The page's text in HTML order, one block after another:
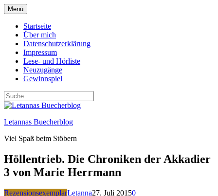
Zum
Inhalt
springen
Menü
Startseite
Über mich
Datenschutzerklärung
Impressum
Lese- und Hörliste
Neuzugänge
Gewinnspiel
Letannas Buecherblog
Viel Spaß beim Stöbern
Höllentrieb. Die Chroniken der Akkadier
3 von Marie Herrmann
RezensionsexemplarLetanna27. Juli 20150